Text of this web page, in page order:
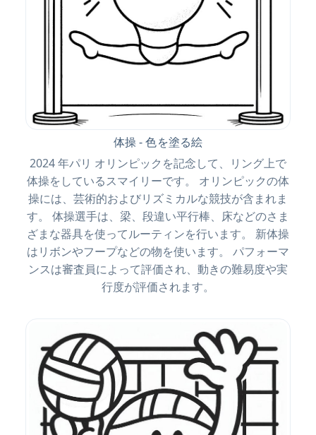
体操 - 色を塗る絵
2024 年パリ オリンピックを記念して、リング上で
体操をしているスマイリーです。 オリンピックの体
操には、芸術的およびリズミカルな競技が含まれま
す。 体操選手は、梁、段違い平行棒、床などのさま
ざまな器具を使ってルーティンを行います。 新体操
はリボンやフープなどの物を使います。 パフォーマ
ンスは審査員によって評価され、動きの難易度や実
行度が評価されます。